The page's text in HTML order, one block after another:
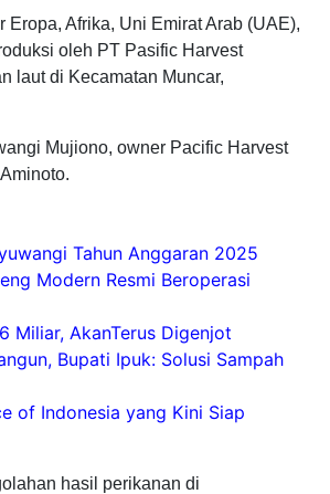
Afrika, Uni Emirat Arab (UAE),
oleh PT Pasific Harvest
laut di Kecamatan Muncar,
Mujiono, owner Pacific Harvest
Tahun Anggaran 2025
Modern Resmi Beroperasi
Miliar, AkanTerus Digenjot
Bupati Ipuk: Solusi Sampah
of Indonesia yang Kini Siap
hasil perikanan di